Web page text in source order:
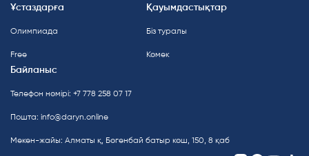
Ұстаздарға
Олимпиада
Free
Қауымдастықтар
Біз туралы
Көмек
Байланыс
Телефон нөмірі: +7 778 258 07 17
Пошта: info@daryn.online
Мекен-жайы: Алматы қ, Бөгенбай батыр көш, 150, 8 қаб